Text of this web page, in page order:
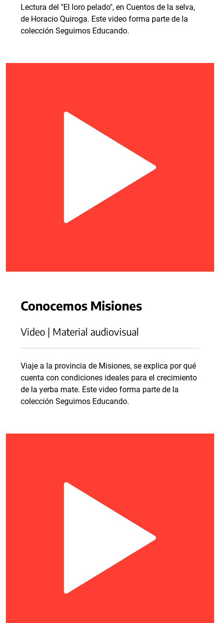
Lectura del "El loro pelado", en Cuentos de la selva,
de Horacio Quiroga. Este video forma parte de la
colección Seguimos Educando.
Conocemos Misiones
Video | Material audiovisual
Viaje a la provincia de Misiones, se explica por qué
cuenta con condiciones ideales para el crecimiento
de la yerba mate. Este video forma parte de la
colección Seguimos Educando.